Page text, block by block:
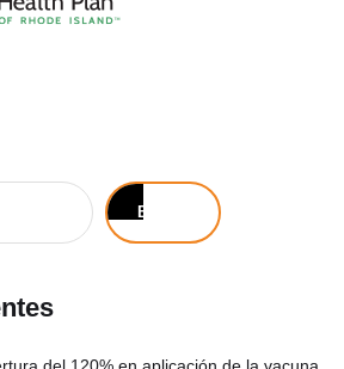
Buscar